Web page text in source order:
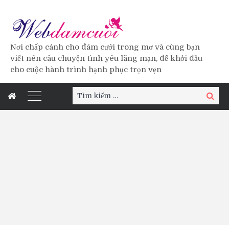
Nơi chấp cánh cho đám cưới trong mơ và cùng bạn
viết nên câu chuyện tình yêu lãng mạn, để khởi đầu
cho cuộc hành trình hạnh phục trọn vẹn
Tìm
kiếm:
Tìm
kiếm